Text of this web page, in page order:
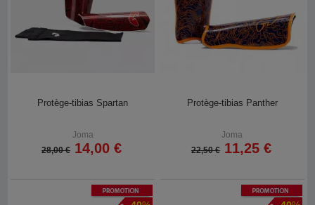
Protège-tibias Spartan
Joma
28,00 € 14,00 €
Protège-tibias Panther
Joma
22,50 € 11,25 €
Promotion Promotion